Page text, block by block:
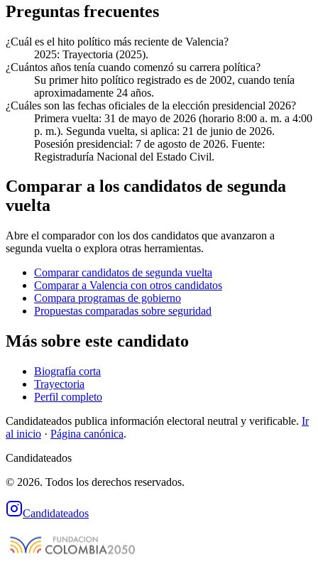
Preguntas frecuentes
¿Cuál es el hito político más reciente de Valencia?
2025: Trayectoria (2025).
¿Cuántos años tenía cuando comenzó su carrera política?
Su primer hito político registrado es de 2002, cuando tenía
aproximadamente 24 años.
¿Cuáles son las fechas oficiales de la elección presidencial 2026?
Primera vuelta: 31 de mayo de 2026 (horario 8:00 a. m. a 4:00
p. m.). Segunda vuelta, si aplica: 21 de junio de 2026.
Posesión presidencial: 7 de agosto de 2026. Fuente:
Registraduría Nacional del Estado Civil.
Comparar a los candidatos de segunda
vuelta
Abre el comparador con los dos candidatos que avanzaron a
segunda vuelta o explora otras herramientas.
Comparar candidatos de segunda vuelta
Comparar a Valencia con otros candidatos
Compara programas de gobierno
Propuestas comparadas sobre seguridad
Más sobre este candidato
Biografía corta
Trayectoria
Perfil completo
Candidateados publica información electoral neutral y verificable. Ir
al inicio · Página canónica.
Candidateados
© 2026. Todos los derechos reservados.
Candidateados